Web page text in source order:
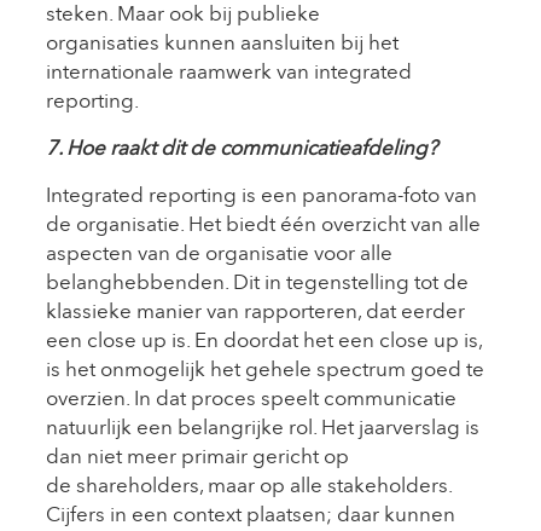
steken. Maar ook bij publieke
organisaties kunnen aansluiten bij het
internationale raamwerk van integrated
reporting.
7. Hoe raakt dit de communicatieafdeling?
Integrated reporting is een panorama-foto van
de organisatie. Het biedt één overzicht van alle
aspecten van de organisatie voor alle
belanghebbenden. Dit in tegenstelling tot de
klassieke manier van rapporteren, dat eerder
een close up is. En doordat het een close up is,
is het onmogelijk het gehele spectrum goed te
overzien. In dat proces speelt communicatie
natuurlijk een belangrijke rol. Het jaarverslag is
dan niet meer primair gericht op
de shareholders, maar op alle stakeholders.
Cijfers in een context plaatsen; daar kunnen